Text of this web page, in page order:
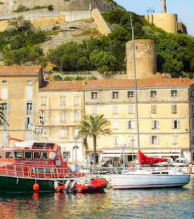
ッチまたはスワイプして検索結果を確認